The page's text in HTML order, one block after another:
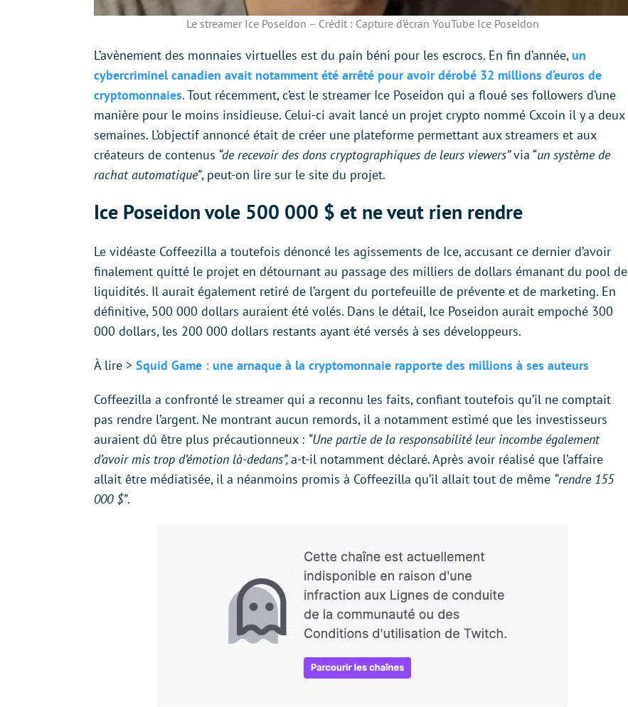
Le streamer Ice Poseidon – Crédit : Capture d’écran YouTube Ice Poseidon
L’avènement des monnaies virtuelles est du pain béni pour les escrocs. En fin d’année, un
cybercriminel canadien avait notamment été arrêté pour avoir dérobé 32 millions d’euros de
cryptomonnaies. Tout récemment, c’est le streamer Ice Poseidon qui a floué ses followers d’une
manière pour le moins insidieuse. Celui-ci avait lancé un projet crypto nommé Cxcoin il y a deux
semaines. L’objectif annoncé était de créer une plateforme permettant aux streamers et aux
créateurs de contenus “de recevoir des dons cryptographiques de leurs viewers”via “un système de
rachat automatique”, peut-on lire sur le site du projet.
Ice Poseidon vole 500 000 $ et ne veut rien rendre
Le vidéaste Coffeezilla a toutefois dénoncé les agissements de Ice, accusant ce dernier d’avoir
finalement quitté le projet en détournant au passage des milliers de dollars émanant du pool de
liquidités. Il aurait également retiré de l’argent du portefeuille de prévente et de marketing. En
définitive, 500 000 dollars auraient été volés. Dans le détail, Ice Poseidon aurait empoché 300
000 dollars, les 200 000 dollars restants ayant été versés à ses développeurs.
À lire > Squid Game : une arnaque à la cryptomonnaie rapporte des millions à ses auteurs
Coffeezilla a confronté le streamer qui a reconnu les faits, confiant toutefois qu’il ne comptait
pas rendre l’argent. Ne montrant aucun remords, il a notamment estimé que les investisseurs
auraient dû être plus précautionneux : “Une partie de la responsabilité leur incombe également
d’avoir mis trop d’émotion là-dedans”,a-t-il notamment déclaré. Après avoir réalisé que l’affaire
allait être médiatisée, il a néanmoins promis à Coffeezilla qu’il allait tout de même “rendre 155
000 $”.